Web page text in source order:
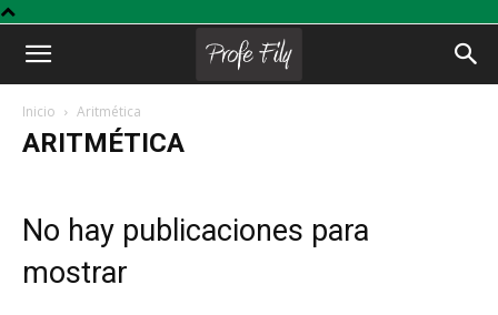
Profe
Fily
Inicio Aritmética
ARITMÉTICA
No hay publicaciones para
mostrar